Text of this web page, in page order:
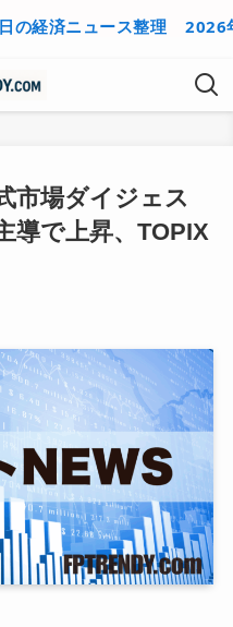
済ニュース整理 2026年8
市場ダイジェス
導で上昇、TOPIX